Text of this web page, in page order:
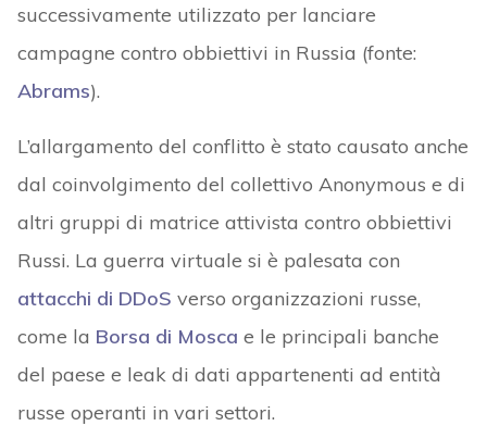
successivamente utilizzato per lanciare
campagne contro obbiettivi in Russia (fonte:
Abrams).
L’allargamento del conflitto è stato causato anche
dal coinvolgimento del collettivo Anonymous e di
altri gruppi di matrice attivista contro obbiettivi
Russi. La guerra virtuale si è palesata con
attacchi di DDoS verso organizzazioni russe,
come la Borsa di Mosca e le principali banche
del paese e leak di dati appartenenti ad entità
russe operanti in vari settori.